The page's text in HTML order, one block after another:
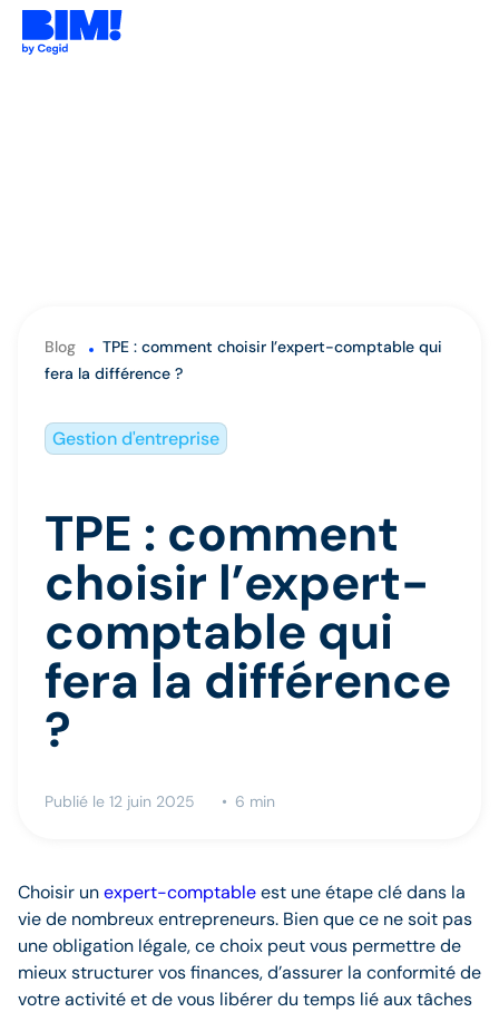
Blog
TPE : comment choisir l’expert-comptable qui
fera la différence ?
Gestion d'entreprise
TPE : comment
choisir l’expert-
comptable qui
fera la différence
?
Publié le 12 juin 2025 6 min
Choisir unexpert-comptableest une étape clé dans la
vie de nombreux entrepreneurs. Bien que ce ne soit pas
une obligation légale, ce choix peut vous permettre de
mieux structurer vos finances, d’assurer la conformité de
votre activité et de vous libérer du temps lié aux tâches